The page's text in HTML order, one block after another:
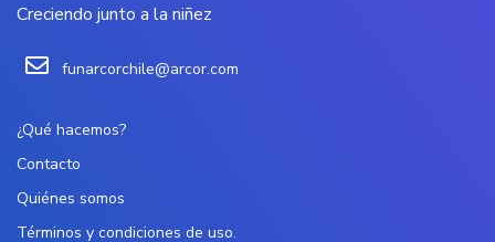
Creciendo junto a la niñez
funarcorchile@arcor.com
¿Qué hacemos?
Contacto
Quiénes somos
Términos y condiciones de uso.